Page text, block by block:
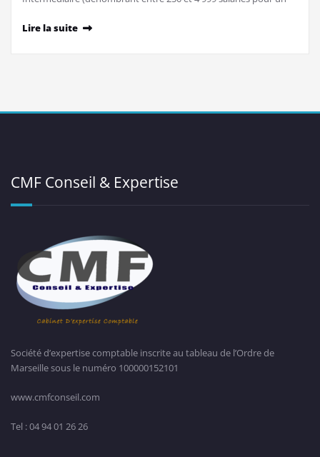
Lire la suite
CMF Conseil & Expertise
Société d’expertise comptable inscrite au tableau de l’Ordre de
Marseille sous le numéro 100000152101
www.cmfconseil.com
Tel : 04 94 01 26 26